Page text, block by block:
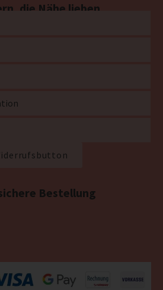
die Nähe lieben
Bestellung